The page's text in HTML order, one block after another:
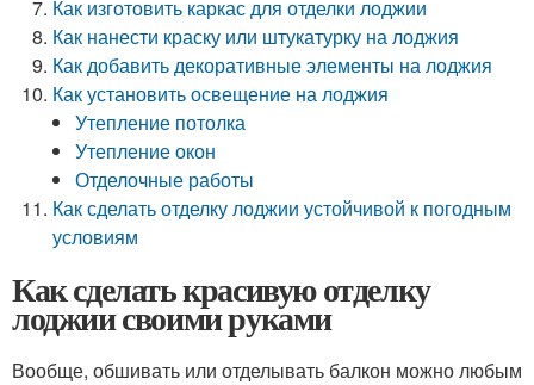
Как изготовить каркас для отделки лоджии
Как нанести краску или штукатурку на лоджия
Как добавить декоративные элементы на лоджия
Как установить освещение на лоджия
Утепление потолка
Утепление окон
Отделочные работы
Как сделать отделку лоджии устойчивой к погодным
условиям
Как сделать красивую отделку
лоджии своими руками
Вообще, обшивать или отделывать балкон можно любым